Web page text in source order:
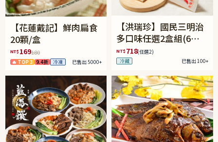
【花蓮戴記】鮮肉扁食
20顆/盒
NT$ 169180
🔥 TOP 3 9.4折 冷凍 已售出 5000+
【洪瑞珍】國民三明治
多口味任選2盒組(6入/
盒)(免運)
NT$ 718(任選2)
冷藏
已售出 100+